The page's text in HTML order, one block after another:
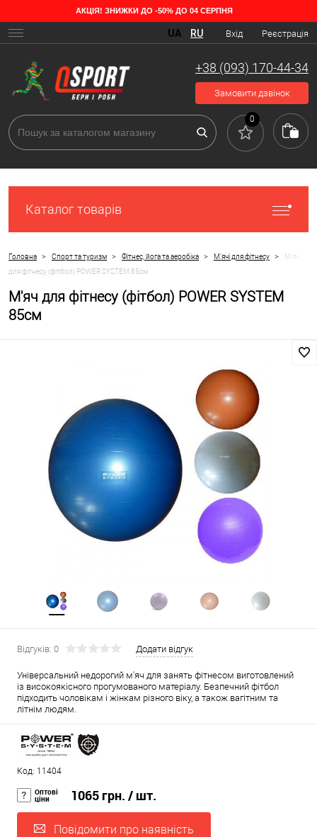
АКЦІЯ! ЗНИЖКИ ДО -50% ДО 04 СЕРПНЯ
Вхід Реєстрація
UA RU
+38 (093) 170-44-34
Замовити дзвінок
0
Каталог товарів
Головна > Спорт та туризм > Фітнес, йога та аеробіка > М'ячі для фітнесу >
М'яч
для фітнесу (фітбол) POWER SYSTEM 85см
М'яч для фітнесу (фітбол) POWER SYSTEM
85см
Відгуків: 0 Додати відгук
Універсальний недорогий м'яч для занять фітнесом виготовлений
із високоякісного прогумованого матеріалу. Безпечний фітбол
підходить чоловікам і жінкам різного віку, а також вагітним та
літнім людям.
Код: 11404
Оптові
ціни 1065 грн. / шт.
Повідомити про наявність